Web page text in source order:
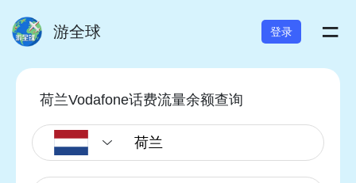
游全球 登录 =
荷兰Vodafone话费流量余额查询